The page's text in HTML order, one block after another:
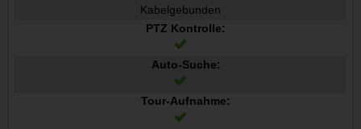
Kabelgebunden
PTZ Kontrolle:
Auto-Suche:
Tour-Aufnahme: